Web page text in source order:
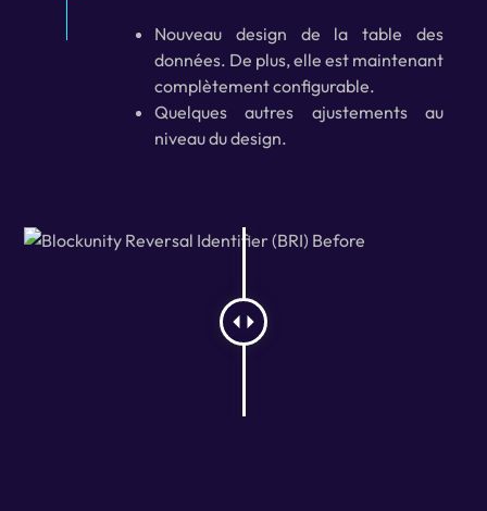
Nouveau design de la table des
données. De plus, elle est maintenant
complètement configurable.
Quelques autres ajustements au
niveau du design.